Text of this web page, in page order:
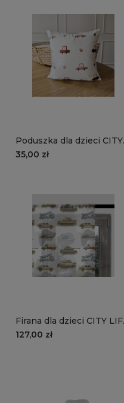
Poduszka dla dzieci CITY
LIFE wzór D258 | autka
35,00 zł
Firana dla dzieci CITY
wzór D121 | szare moro
127,00 zł